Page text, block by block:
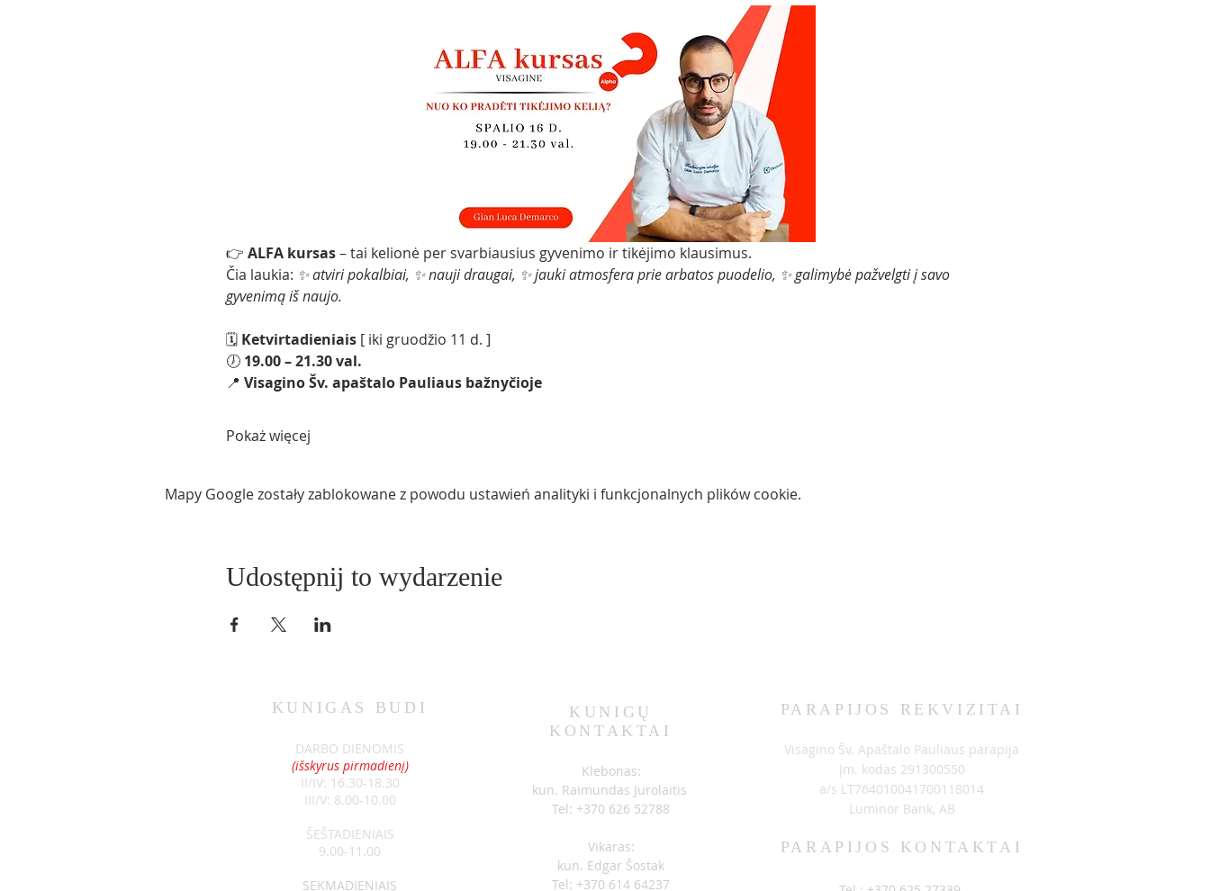
👉 ALFA kursas – tai kelionė per svarbiausius gyvenimo ir tikėjimo klausimus.
Čia laukia: ✨ atviri pokalbiai, ✨ nauji draugai, ✨ jauki atmosfera prie arbatos puodelio, ✨ galimybė pažvelgti į savo
gyvenimą iš naujo.
🗓 Ketvirtadieniais [ iki gruodžio 11 d. ]
🕖 19.00 – 21.30 val.
📍 Visagino Šv. apaštalo Pauliaus bažnyčioje
Pokaż więcej
Mapy Google zostały zablokowane z powodu ustawień analityki i funkcjonalnych plików cookie.
Udostępnij to wydarzenie
KUNIGAS BUDI
DARBO DIENOMIS
(išskyrus pirmadienį)
II/IV: 16.30-18.30
III/V: 8.00-10.00
ŠEŠTADIENIAIS
9.00-11.00
SEKMADIENIAIS
KUNIGŲ
KONTAKTAI
Klebonas:
kun. Raimundas Jurolaitis
Tel: +370 626 52788
Vikaras:
kun. Edgar Šostak
Tel: +370 614 64237
PARAPIJOS REKVIZITAI
Visagino Šv. Apaštalo Pauliaus parapija
Įm. kodas 291300550
a/s LT764010041700118014
Luminor Bank, AB
PARAPIJOS KONTAKTAI